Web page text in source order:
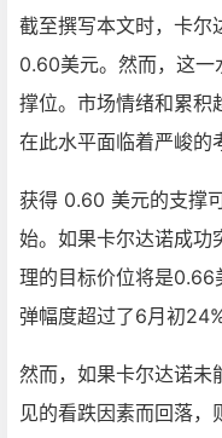
截至撰写本文时，卡尔
0.60美元。然而，这一
撑位。市场情绪和累积
在此水平面临着严峻的
获得 0.60 美元的支撑
始。如果卡尔达诺成
理的目标价位将是0.66
弹幅度超过了6月初24%
然而，如果卡尔达诺
见的看跌因素而回落